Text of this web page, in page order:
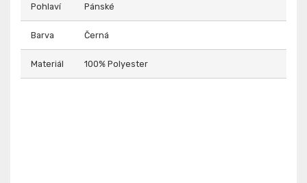
Pohlaví Pánské
Barva Černá
Materiál 100% Polyester